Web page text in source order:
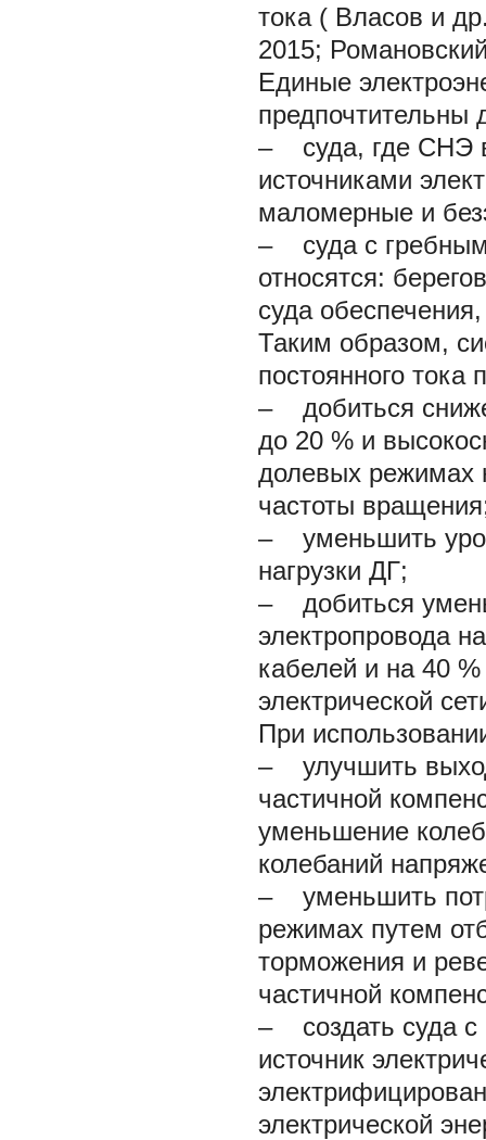
тока ( Власов и
2015;
Единые
предпочтительны
– суда, где СНЭ
источниками
маломерные и
– суда с
относятся:
суда
Таким образом,
постоянного тока
– добиться
до 20 % и
долевых режимах
частоты
– уменьшить
нагрузки ДГ;
– добиться
электропровода
кабелей и на 40
электрической
При
– улучшить
частичной
уменьшение
колебаний
– уменьшить
режимах путем
торможения и
частичной
– создать суда
источник
электрической